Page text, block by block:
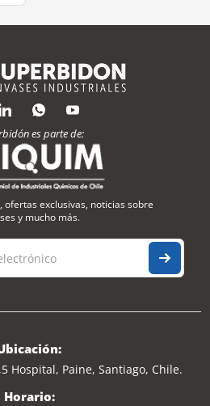
es parte de:
ofertas exclusivas, noticias sobre
y mucho más.
Hospital, Paine, Santiago, Chile.
Horario: